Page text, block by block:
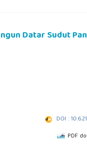
Datar Sudut
DOI :
PDF